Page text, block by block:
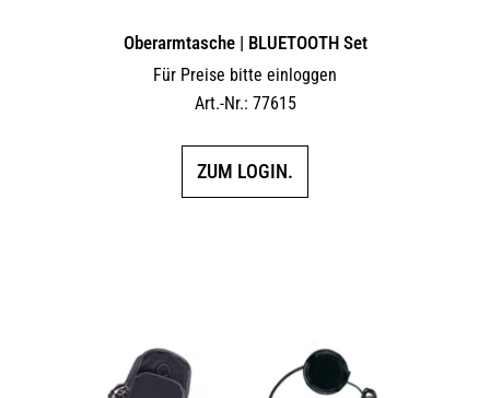
Oberarmtasche | BLUETOOTH Set
Für Preise bitte einloggen
Art.-Nr.: 77615
ZUM LOGIN.